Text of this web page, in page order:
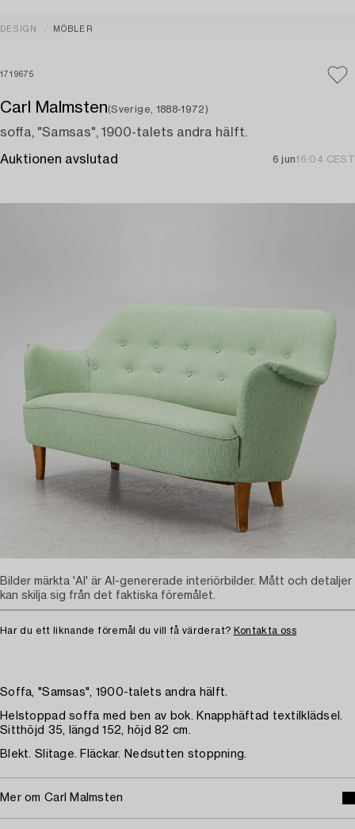
DESIGN MÖBLER
1719675
Carl Malmsten(Sverige, 1888-1972)
soffa, "Samsas", 1900-talets andra hälft.
Auktionen avslutad 6 jun16:04 CEST
Har du ett liknande föremål du vill få värderat? Kontakta oss
Soffa, "Samsas", 1900-talets andra hälft.
Helstoppad soffa med ben av bok. Knapphäftad textilklädsel.
Sitthöjd 35, längd 152, höjd 82 cm.
Blekt. Slitage. Fläckar. Nedsutten stoppning.
Mer om Carl Malmsten
Bilder märkta 'AI' är AI-genererade interiörbilder. Mått och detaljer
kan skilja sig från det faktiska föremålet.